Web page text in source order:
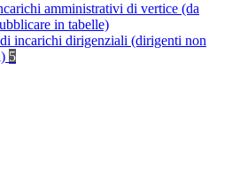
amministrativi di vertice (da
in tabelle)
incarichi dirigenziali (dirigenti non
5